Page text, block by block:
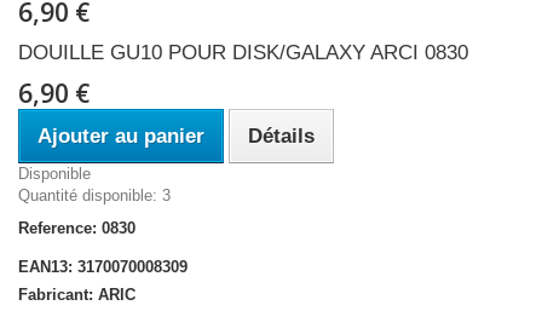
6,90 €
DOUILLE GU10 POUR DISK/GALAXY ARCI 0830
6,90 €
Ajouter au panier Détails
Disponible
Quantité disponible: 3
Reference: 0830
EAN13: 3170070008309
Fabricant: ARIC